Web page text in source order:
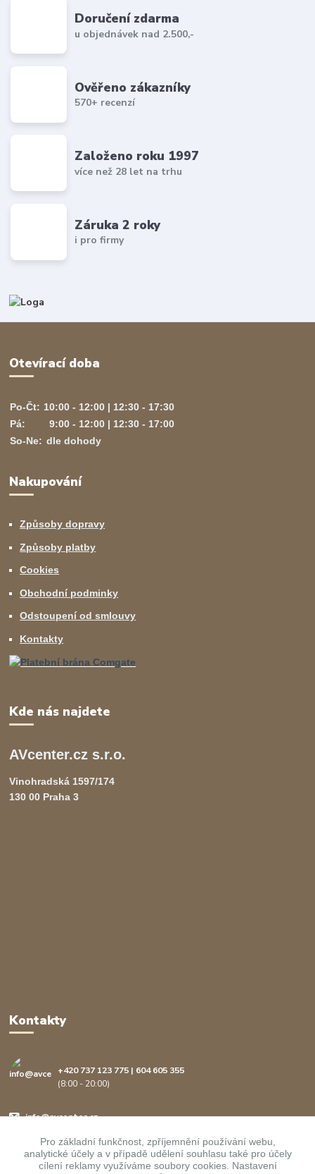
Doručení zdarma
u objednávek nad 2.500,-
Ověřeno zákazníky
570+ recenzí
Založeno roku 1997
více než 28 let na trhu
Záruka 2 roky
i pro firmy
Otevírací doba
Po-Čt: 10:00 - 12:00 | 12:30 - 17:30
Pá:
9:00 - 12:00 | 12:30 - 17:00
So-Ne: dle dohody
Nakupování
Způsoby dopravy
Způsoby platby
Cookies
Obchodní podminky
Odstoupení od smlouvy
Kontakty
Kde nás najdete
AVcenter.cz s.r.o.
Vinohradská 1597/174
130 00 Praha 3
Kontakty
+420 737 123 775 | 604 605 355
(8:00 - 20:00)
info@avcenter.cz
Pro základní funkčnost, zpříjemnění používání webu,
analytické účely a v případě udělení souhlasu také pro účely
cílení reklamy využíváme soubory cookies. Nastavení